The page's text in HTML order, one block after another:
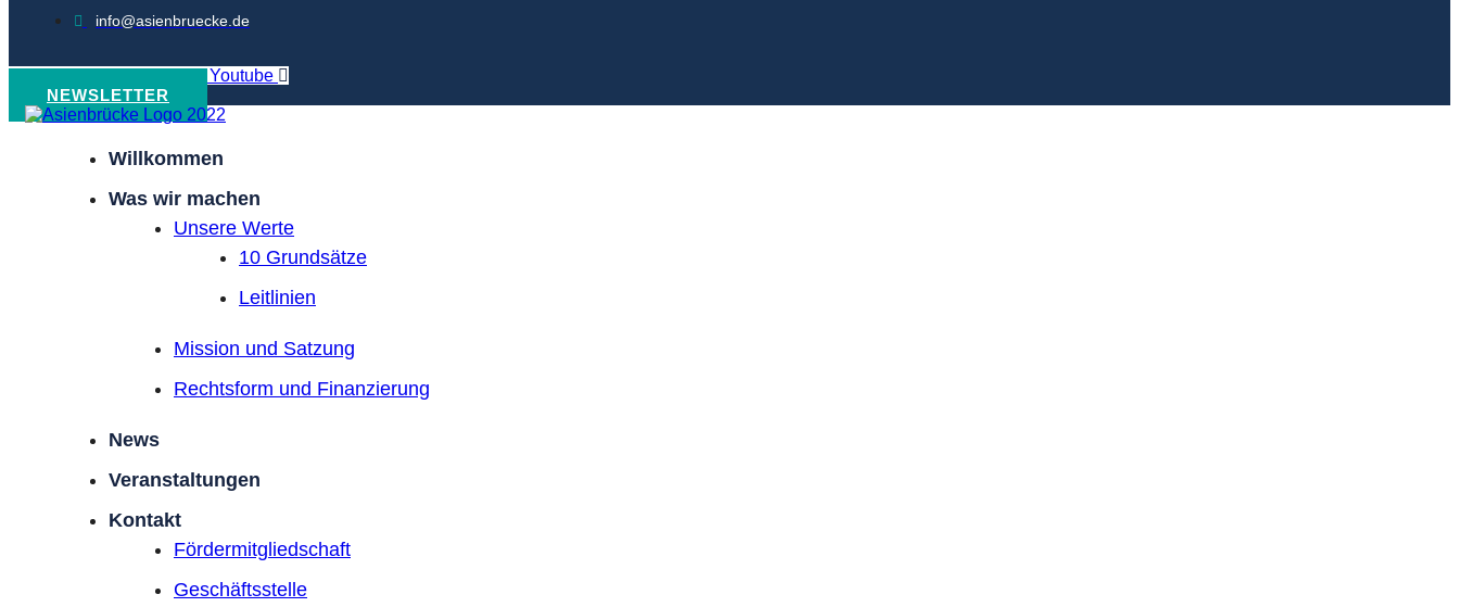
info@asienbruecke.de
Youtube
NEWSLETTER
Willkommen
Was wir machen
Unsere Werte
10 Grundsätze
Leitlinien
Mission und Satzung
Rechtsform und Finanzierung
News
Veranstaltungen
Kontakt
Förder­mitgliedschaft
Geschäftsstelle